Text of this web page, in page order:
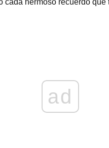
cada hermoso recuerdo
ad